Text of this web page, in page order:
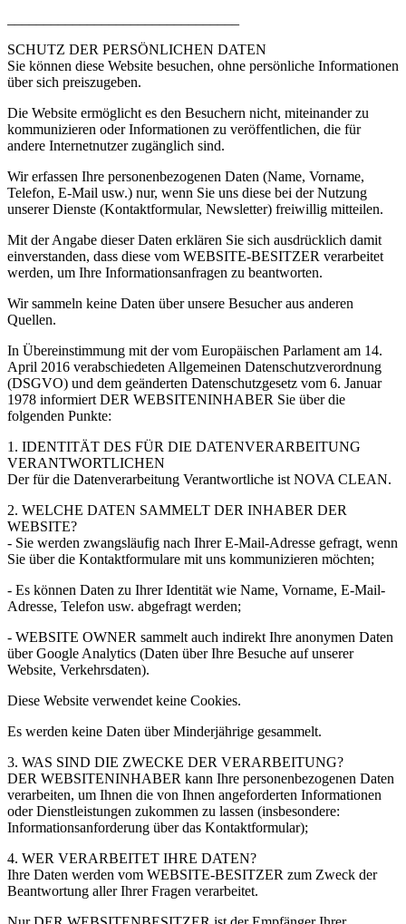
SCHUTZ DER PERSÖNLICHEN DATEN
Sie können diese Website besuchen, ohne persönliche Informationen
über sich preiszugeben.
Die Website ermöglicht es den Besuchern nicht, miteinander zu
kommunizieren oder Informationen zu veröffentlichen, die für
andere Internetnutzer zugänglich sind.
Wir erfassen Ihre personenbezogenen Daten (Name, Vorname,
Telefon, E-Mail usw.) nur, wenn Sie uns diese bei der Nutzung
unserer Dienste (Kontaktformular, Newsletter) freiwillig mitteilen.
Mit der Angabe dieser Daten erklären Sie sich ausdrücklich damit
einverstanden, dass diese vom WEBSITE-BESITZER verarbeitet
werden, um Ihre Informationsanfragen zu beantworten.
Wir sammeln keine Daten über unsere Besucher aus anderen
Quellen.
In Übereinstimmung mit der vom Europäischen Parlament am 14.
April 2016 verabschiedeten Allgemeinen Datenschutzverordnung
(DSGVO) und dem geänderten Datenschutzgesetz vom 6. Januar
1978 informiert DER WEBSITENINHABER Sie über die
folgenden Punkte:
1. IDENTITÄT DES FÜR DIE DATENVERARBEITUNG
VERANTWORTLICHEN
Der für die Datenverarbeitung Verantwortliche ist NOVA CLEAN.
2. WELCHE DATEN SAMMELT DER INHABER DER
WEBSITE?
- Sie werden zwangsläufig nach Ihrer E-Mail-Adresse gefragt, wenn
Sie über die Kontaktformulare mit uns kommunizieren möchten;
- Es können Daten zu Ihrer Identität wie Name, Vorname, E-Mail-
Adresse, Telefon usw. abgefragt werden;
- WEBSITE OWNER sammelt auch indirekt Ihre anonymen Daten
über Google Analytics (Daten über Ihre Besuche auf unserer
Website, Verkehrsdaten).
Diese Website verwendet keine Cookies.
Es werden keine Daten über Minderjährige gesammelt.
3. WAS SIND DIE ZWECKE DER VERARBEITUNG?
DER WEBSITENINHABER kann Ihre personenbezogenen Daten
verarbeiten, um Ihnen die von Ihnen angeforderten Informationen
oder Dienstleistungen zukommen zu lassen (insbesondere:
Informationsanforderung über das Kontaktformular);
4. WER VERARBEITET IHRE DATEN?
Ihre Daten werden vom WEBSITE-BESITZER zum Zweck der
Beantwortung aller Ihrer Fragen verarbeitet.